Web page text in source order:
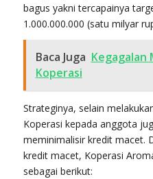
bagus yakni tercapainya
1.000.000.000 (satu milyar
Baca Juga Kegagalan
Koperasi
Strateginya, selain
Koperasi kepada anggota
meminimalisir kredit macet.
kredit macet, Koperasi
sebagai berikut: